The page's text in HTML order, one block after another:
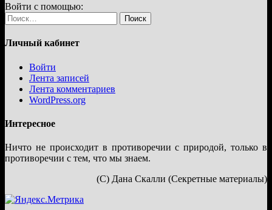
Войти с помощью:
Найти:
Личный кабинет
Войти
Лента записей
Лента комментариев
WordPress.org
Интересное
Ничто не происходит в противоречии с природой, только в
противоречии с тем, что мы знаем.
(С) Дана Скалли (Секретные материалы)